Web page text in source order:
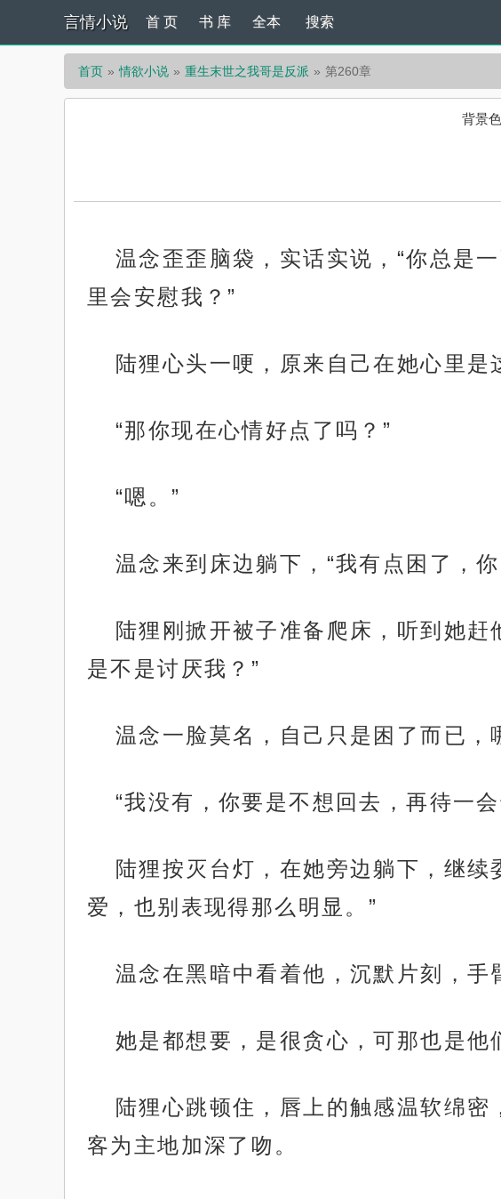
言情小说 首 页 书 库 全本 搜索
首页 情欲小说 重生末世之我哥是反派 第260章
背景色
温念歪歪脑袋，实话实说，“你总是
里会安慰我？”
陆狸心头一哽，原来自己在她心里是
“那你现在心情好点了吗？”
“嗯。”
温念来到床边躺下，“我有点困了，
陆狸刚掀开被子准备爬床，听到她
是不是讨厌我？”
温念一脸莫名，自己只是困了而已，
“我没有，你要是不想回去，再待一会
陆狸按灭台灯，在她旁边躺下，继
爱，也别表现得那么明显。”
温念在黑暗中看着他，沉默片刻，手
她是都想要，是很贪心，可那也是他
陆狸心跳顿住，唇上的触感温软绵
客为主地加深了吻。